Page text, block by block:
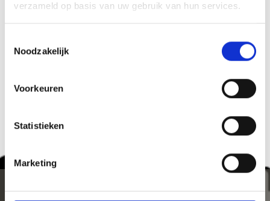
verzameld op basis van uw gebruik van hun services.
Noodzakelijk
Voorkeuren
Statistieken
Marketing
zurück zu den Top Events